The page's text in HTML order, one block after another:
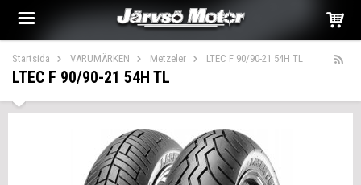
Startsida VARUMÄRKEN Metzeler LTEC F 90/90-21 54H TL
LTEC F 90/90-21 54H TL